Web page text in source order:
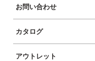
お問い合わせ
カタログ
アウトレット